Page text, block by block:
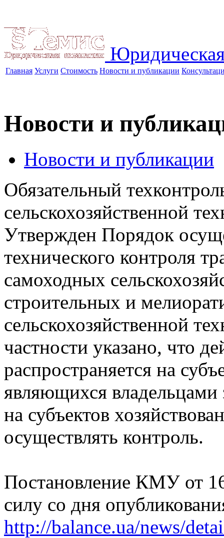
Главная Услуги Стоимость Новости и публикации
Новости и
Новости и публикации
Обязательный
сельскохозяйственной
Утвержден Порядок
технического контроля
самоходных
строительных и
сельскохозяйственной
частности указано, что
распространяется на
являющихся
на субъектов
осуществлять контроль.
Постановление КМУ от
силу со дня
http://balance.ua/news/